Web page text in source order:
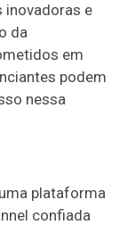
inovadoras e
da
em
podem
nessa
plataforma
confiada